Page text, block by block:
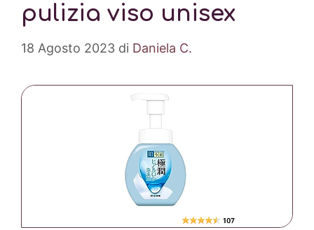
pulizia viso unisex
18 Agosto 2023 di Daniela C.